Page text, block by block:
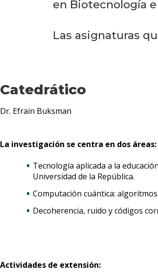
en Biotecnología
Las asignaturas
Catedrático
Dr. Efrain Buksman
La investigación se centra en dos áreas:
Tecnología aplicada a la
Universidad de la República.
Computación cuántica:
Decoherencia, ruido y códigos
Actividades de extensión: